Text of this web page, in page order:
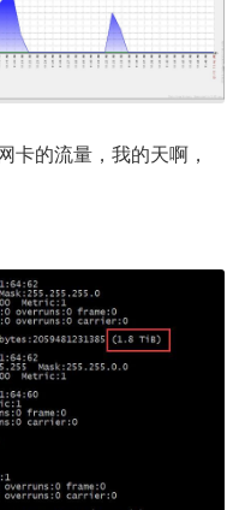
卡的流量，我的天啊，